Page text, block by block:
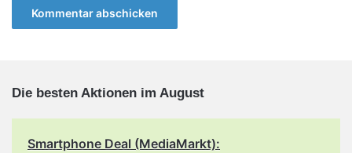
Die besten Aktionen im August
Smartphone Deal (MediaMarkt):